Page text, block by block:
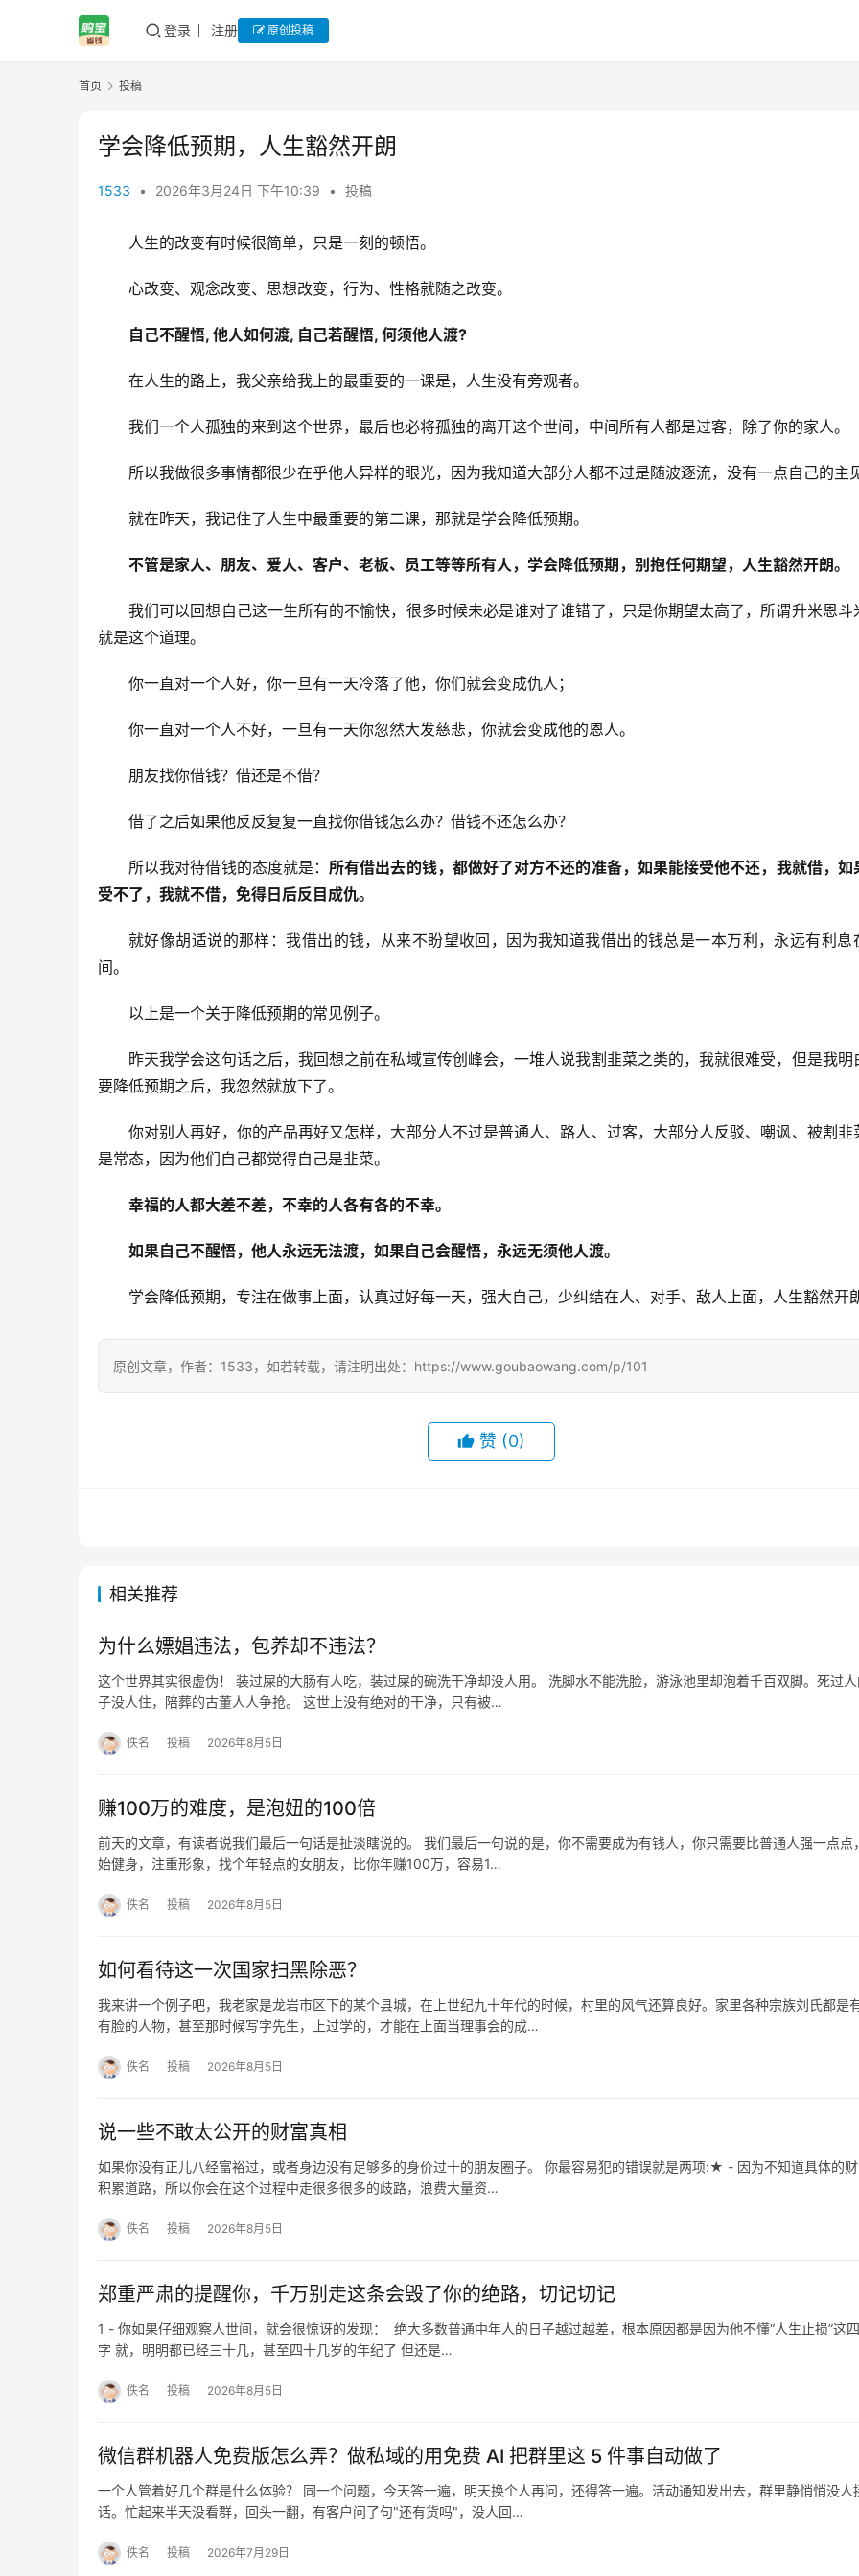
登录 注册 原创投稿
首页 投稿
学会降低预期，人生豁然开朗
1533 • 2026年3月24日 下午10:39 • 投稿
人生的改变有时候很简单，只是一刻的顿悟。
心改变、观念改变、思想改变，行为、性格就随之改变。
自己不醒悟, 他人如何渡, 自己若醒悟, 何须他人渡?
在人生的路上，我父亲给我上的最重要的一课是，人生没有旁观者。
我们一个人孤独的来到这个世界，最后也必将孤独的离开这个世间，中间所有人都是过客，除了你的家人。
所以我做很多事情都很少在乎他人异样的眼光，因为我知道大部分人都不过是随波逐流，没有一点自己的主见
就在昨天，我记住了人生中最重要的第二课，那就是学会降低预期。
不管是家人、朋友、爱人、客户、老板、员工等等所有人，学会降低预期，别抱任何期望，人生豁然开朗。
我们可以回想自己这一生所有的不愉快，很多时候未必是谁对了谁错了，只是你期望太高了，所谓升米恩斗
就是这个道理。
你一直对一个人好，你一旦有一天冷落了他，你们就会变成仇人；
你一直对一个人不好，一旦有一天你忽然大发慈悲，你就会变成他的恩人。
朋友找你借钱？借还是不借？
借了之后如果他反反复复一直找你借钱怎么办？借钱不还怎么办？
所以我对待借钱的态度就是：所有借出去的钱，都做好了对方不还的准备，如果能接受他不还，我就借，如
受不了，我就不借，免得日后反目成仇。
就好像胡适说的那样：我借出的钱，从来不盼望收回，因为我知道我借出的钱总是一本万利，永远有利息
间。
以上是一个关于降低预期的常见例子。
昨天我学会这句话之后，我回想之前在私域宣传创峰会，一堆人说我割韭菜之类的，我就很难受，但是我明
要降低预期之后，我忽然就放下了。
你对别人再好，你的产品再好又怎样，大部分人不过是普通人、路人、过客，大部分人反驳、嘲讽、被割韭
是常态，因为他们自己都觉得自己是韭菜。
幸福的人都大差不差，不幸的人各有各的不幸。
如果自己不醒悟，他人永远无法渡，如果自己会醒悟，永远无须他人渡。
学会降低预期，专注在做事上面，认真过好每一天，强大自己，少纠结在人、对手、敌人上面，人生豁然开朗
原创文章，作者：1533，如若转载，请注明出处：https://www.goubaowang.com/p/101
赞 (0)
相关推荐
为什么嫖娼违法，包养却不违法？
这个世界其实很虚伪！ 装过屎的大肠有人吃，装过屎的碗洗干净却没人用。 洗脚水不能洗脸，游泳池里却泡着千百双脚。死过
子没人住，陪葬的古董人人争抢。 这世上没有绝对的干净，只有被…
佚名 投稿 2026年8月5日
赚100万的难度，是泡妞的100倍
前天的文章，有读者说我们最后一句话是扯淡瞎说的。 我们最后一句说的是，你不需要成为有钱人，你只需要比普通人强一点点
始健身，注重形象，找个年轻点的女朋友，比你年赚100万，容易1…
佚名 投稿 2026年8月5日
如何看待这一次国家扫黑除恶？
我来讲一个例子吧，我老家是龙岩市区下的某个县城，在上世纪九十年代的时候，村里的风气还算良好。家里各种宗族刘氏都是
有脸的人物，甚至那时候写字先生，上过学的，才能在上面当理事会的成…
佚名 投稿 2026年8月5日
说一些不敢太公开的财富真相
如果你没有正儿八经富裕过，或者身边没有足够多的身价过十的朋友圈子。 你最容易犯的错误就是两项:★ - 因为不知道具体的
积累道路，所以你会在这个过程中走很多很多的歧路，浪费大量资…
佚名 投稿 2026年8月5日
郑重严肃的提醒你，千万别走这条会毁了你的绝路，切记切记
1 - 你如果仔细观察人世间，就会很惊讶的发现： 绝大多数普通中年人的日子越过越差，根本原因都是因为他不懂“人生止损”这
字 就，明明都已经三十几，甚至四十几岁的年纪了 但还是…
佚名 投稿 2026年8月5日
微信群机器人免费版怎么弄？做私域的用免费 AI 把群里这 5 件事自动做了
一个人管着好几个群是什么体验？ 同一个问题，今天答一遍，明天换个人再问，还得答一遍。活动通知发出去，群里静悄悄没人
话。忙起来半天没看群，回头一翻，有客户问了句"还有货吗"，没人回…
佚名 投稿 2026年7月29日